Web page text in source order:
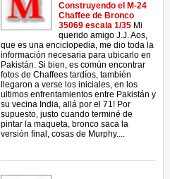
Construyendo el M-24
Chaffee de Bronco
35069 escala 1/35 Mi
querido amigo J.J. Aos,
que es una enciclopedia, me dio toda la
información necesaria para ubicarlo en
Pakistán. Si bien, es común encontrar
fotos de Chaffees tardíos, también
llegaron a verse los iniciales, en los
ultimos enfrentamientos entre Pakistán y
su vecina India, allá por el 71! Por
supuesto, justo cuando terminé de
pintar la maqueta, bronco saca la
versión final, cosas de Murphy....